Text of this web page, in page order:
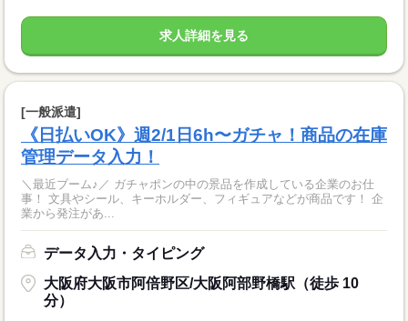
求人詳細を見る
[一般派遣]
《日払いOK》週2/1日6h〜ガチャ！商品の在庫
管理データ入力！
＼最近ブーム♪／ ガチャポンの中の景品を作成している企業のお仕
事！ 文具やシール、キーホルダー、フィギュアなどが商品です！ 企
業から発注があ...
データ入力・タイピング
大阪府大阪市阿倍野区/大阪阿部野橋駅（徒歩 10
分）